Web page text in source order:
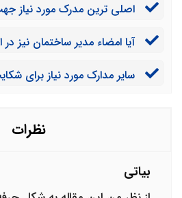
اصلی ترین مدرک مورد نیاز
آیا امضاء مدیر ساختمان نیز
سایر مدارک مورد نیاز برای
نظرات
بیاتی